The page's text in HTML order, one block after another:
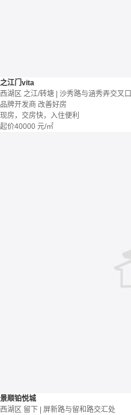
之江门vita
西湖区 之江/转塘 | 沙秀路与涵秀弄交叉口
品牌开发商 改善好房
现房，交房快，入住便利
起价40000 元/㎡
景顺铂悦城
西湖区 留下 | 屏新路与留和路交汇处